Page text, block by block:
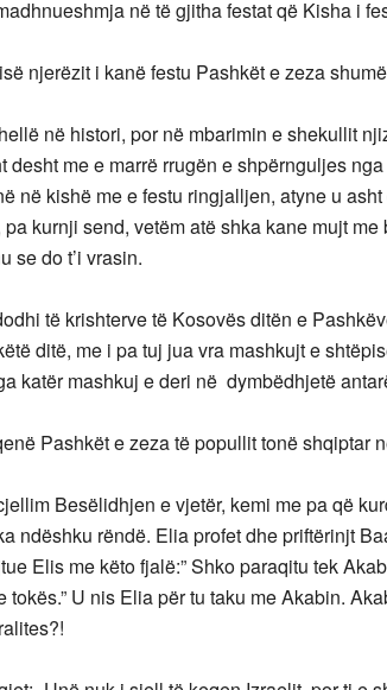
në të gjitha festat që Kisha i
njerëzit i kanë festu Pashkët e zeza
në histori, por në mbarimin e shekullit
desht me e marrë rrugën e shpërnguljes
në kishë me e festu ringjalljen, atyne u
kurnji send, vetëm atë shka kane mujt
se do t’i vrasin.
të krishterve të Kosovës ditën e
ditë, me i pa tuj jua vra mashkujt e
katër mashkuj e deri në dymbëdhjetë
Pashkët e zeza të popullit tonë shqiptar
Besëlidhjen e vjetër, kemi me pa që
ndëshku rëndë. Elia profet dhe priftërinjt
Elis me këto fjalë:” Shko paraqitu tek
tokës.” U nis Elia për tu taku me Akabin.